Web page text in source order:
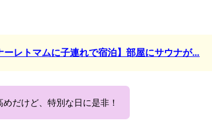
レトマムに子連れで宿泊】部屋にサウナが…
だけど、特別な日に是非！